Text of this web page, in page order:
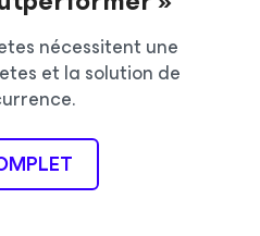
nécessitent une
et la solution de